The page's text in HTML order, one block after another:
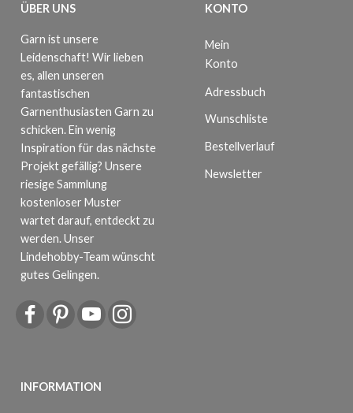
ÜBER UNS
Garn ist unsere
Leidenschaft! Wir lieben
es, allen unseren
fantastischen
Garnenthusiasten Garn zu
schicken. Ein wenig
Inspiration für das nächste
Projekt gefällig? Unsere
riesige Sammlung
kostenloser Muster
wartet darauf, entdeckt zu
werden. Unser
Lindehobby-Team wünscht
gutes Gelingen.
INFORMATION
KONTO
Mein
Konto
Adressbuch
Wunschliste
Bestellverlauf
Newsletter